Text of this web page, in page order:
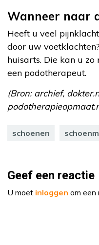
Wanneer naar
Heeft u veel
door uw
huisarts. Die kan u
een podotherapeut.
(Bron: archief,
schoenen
Geef een reactie
U moet inloggen om een